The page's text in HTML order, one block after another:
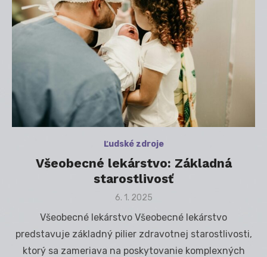
Ľudské zdroje
Všeobecné lekárstvo: Základná
starostlivosť
Posted
6. 1. 2025
Všeobecné lekárstvo Všeobecné lekárstvo
predstavuje základný pilier zdravotnej starostlivosti,
ktorý sa zameriava na poskytovanie komplexných